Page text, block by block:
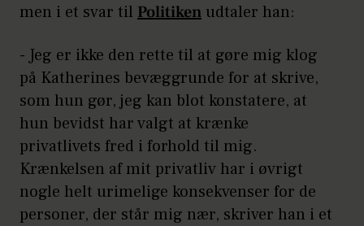
men i et svar til Politiken udtaler han:
- Jeg er ikke den rette til at gøre mig klog
på Katherines bevæggrunde for at skrive,
som hun gør, jeg kan blot konstatere, at
hun bevidst har valgt at krænke
privatlivets fred i forhold til mig.
Krænkelsen af mit privatliv har i øvrigt
nogle helt urimelige konsekvenser for de
personer, der står mig nær, skriver han i et